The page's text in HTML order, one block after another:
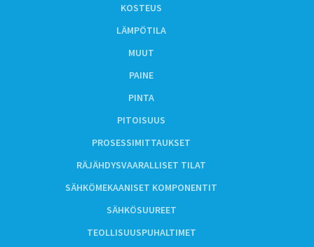
KOSTEUS
LÄMPÖTILA
MUUT
PAINE
PINTA
PITOISUUS
PROSESSIMITTAUKSET
RÄJÄHDYSVAARALLISET TILAT
SÄHKÖMEKAANISET KOMPONENTIT
SÄHKÖSUUREET
TEOLLISUUSPUHALTIMET